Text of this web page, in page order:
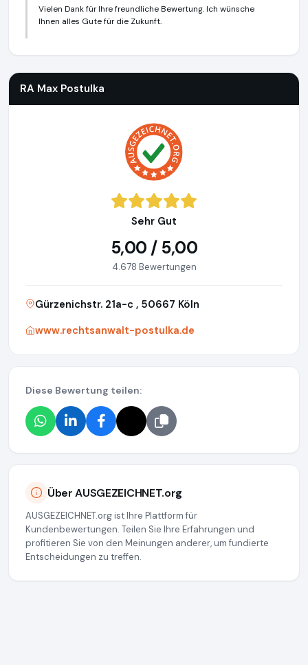
Vielen Dank für Ihre freundliche Bewertung. Ich wünsche
Ihnen alles Gute für die Zukunft.
RA Max Postulka
Sehr Gut
5,00 / 5,00
4.678 Bewertungen
Gürzenichstr. 21a-c , 50667 Köln
www.rechtsanwalt-postulka.de
Diese Bewertung teilen:
Über AUSGEZEICHNET.org
AUSGEZEICHNET.org ist Ihre Plattform für
Kundenbewertungen. Teilen Sie Ihre Erfahrungen und
profitieren Sie von den Meinungen anderer, um fundierte
Entscheidungen zu treffen.